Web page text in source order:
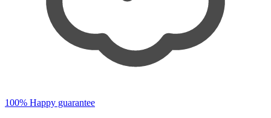
100% Happy guarantee